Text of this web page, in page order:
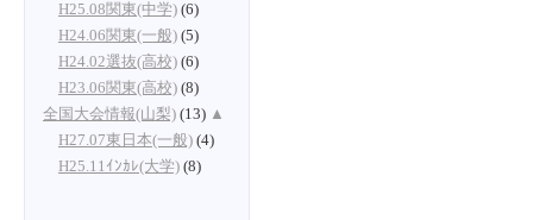
H25.08関東(中学) (6)
H24.06関東(一般) (5)
H24.02選抜(高校) (6)
H23.06関東(高校) (8)
全国大会情報(山梨) (13) ▲
H27.07東日本(一般) (4)
H25.11ｲﾝｶﾚ(大学) (8)